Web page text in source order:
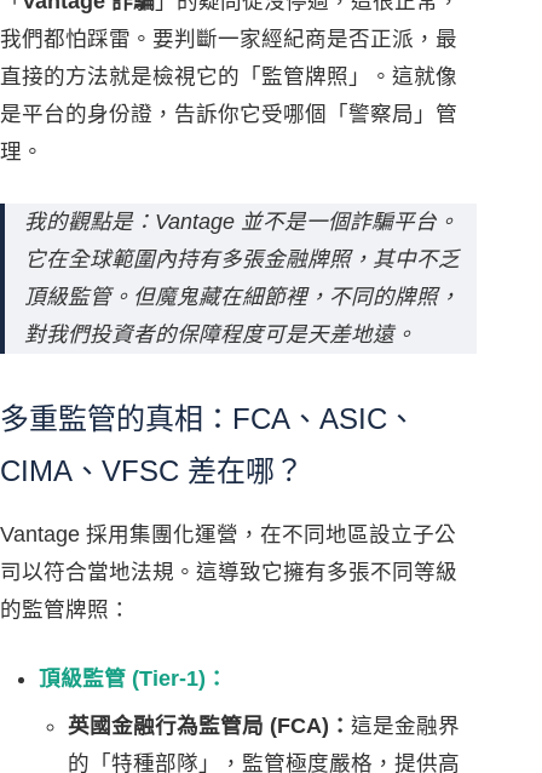
我們都怕踩雷。要判斷一家經紀商是否正派，最
直接的方法就是檢視它的「監管牌照」。這就像
是平台的身份證，告訴你它受哪個「警察局」管
理。
我的觀點是：Vantage 並不是一個詐騙平台。
它在全球範圍內持有多張金融牌照，其中不乏
頂級監管。但魔鬼藏在細節裡，不同的牌照，
對我們投資者的保障程度可是天差地遠。
多重監管的真相：FCA、ASIC、
CIMA、VFSC 差在哪？
Vantage 採用集團化運營，在不同地區設立子公
司以符合當地法規。這導致它擁有多張不同等級
的監管牌照：
頂級監管 (Tier-1)：
英國金融行為監管局 (FCA)： 這是金融界
的「特種部隊」，監管極度嚴格，提供高